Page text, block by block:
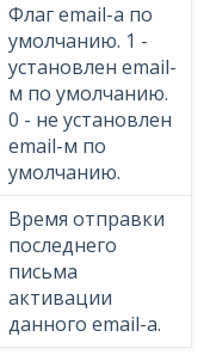
Флаг email-а по
умолчанию. 1 -
установлен email-
м по умолчанию.
0 - не установлен
email-м по
умолчанию.
Время отправки
последнего
письма
активации
данного email-а.